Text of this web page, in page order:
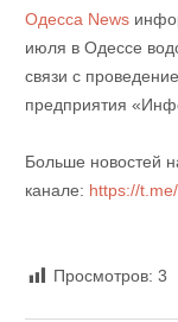
Одесса News
июля в Одессе
связи с
предприятия
Больше новостей
канале: https://
Просмотров: 3